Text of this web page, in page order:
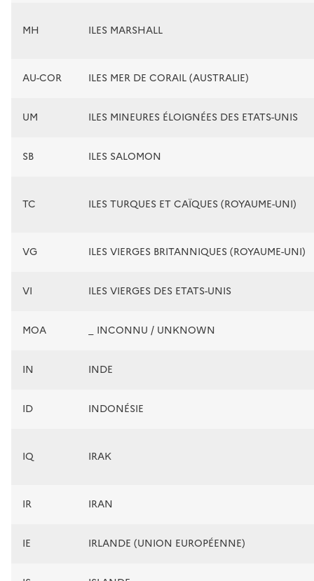
MH ILES MARSHALL
AU-COR ILES MER DE CORAIL (AUSTRALIE)
UM ILES MINEURES ÉLOIGNÉES DES ETATS-UNIS
SB ILES SALOMON
TC ILES TURQUES ET CAÏQUES (ROYAUME-UNI)
VG ILES VIERGES BRITANNIQUES (ROYAUME-UNI)
VI ILES VIERGES DES ETATS-UNIS
MOA _ INCONNU / UNKNOWN
IN INDE
ID INDONÉSIE
IQ IRAK
IR IRAN
IE IRLANDE (UNION EUROPÉENNE)